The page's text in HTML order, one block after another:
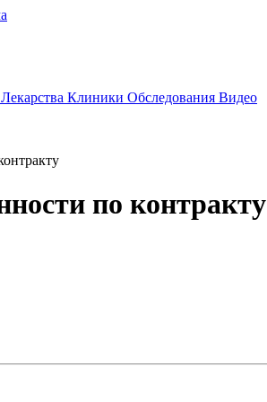
Лекарства Клиники Обследования Видео
по контракту